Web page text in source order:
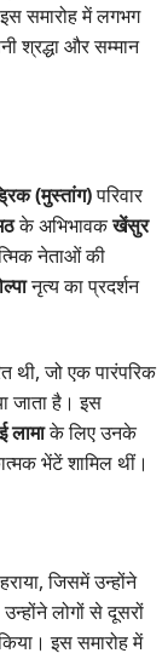
समारोह में लगभग
श्रद्धा और सम्मान
(मुस्तांग)परिवार
के अभिभावकखेंसुर
नेताओं की
नृत्य का प्रदर्शन
थी, जो एक पारंपरिक
जाता है। इस
लामाके लिए उनके
भेंटें शामिल थीं।
जिसमें उन्होंने
लोगों से दूसरों
इस समारोह में